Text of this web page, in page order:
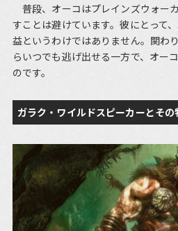
普段、オーコはプレインズウォー
すことは避けています。彼にとって
益というわけではありません。関わ
らいつでも逃げ出せる一方で、オー
のです。
ガラク・ワイルドスピーカーとその